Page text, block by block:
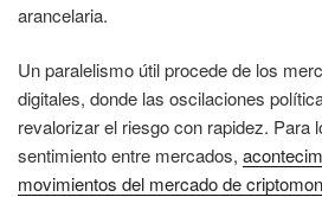
arancelaria.
Un paralelismo útil procede de los
digitales, donde las oscilaciones
revalorizar el riesgo con rapidez. Para
sentimiento entre mercados,
movimientos del mercado de